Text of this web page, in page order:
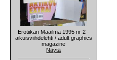
Erotiikan Maailma 1995 nr 2 -
aikuisviihdelehti / adult graphics
magazine
Näytä